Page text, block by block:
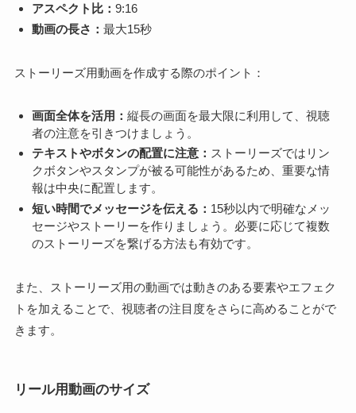
アスペクト比：9:16
動画の長さ：最大15秒
ストーリーズ用動画を作成する際のポイント：
画面全体を活用：縦長の画面を最大限に利用して、視聴
者の注意を引きつけましょう。
テキストやボタンの配置に注意： ストーリーズではリン
クボタンやスタンプが被る可能性があるため、重要な情
報は中央に配置します。
短い時間でメッセージを伝える： 15秒以内で明確なメッ
セージやストーリーを作りましょう。必要に応じて複数
のストーリーズを繋げる方法も有効です。
また、ストーリーズ用の動画では動きのある要素やエフェク
トを加えることで、視聴者の注目度をさらに高めることがで
きます。
リール用動画のサイズ